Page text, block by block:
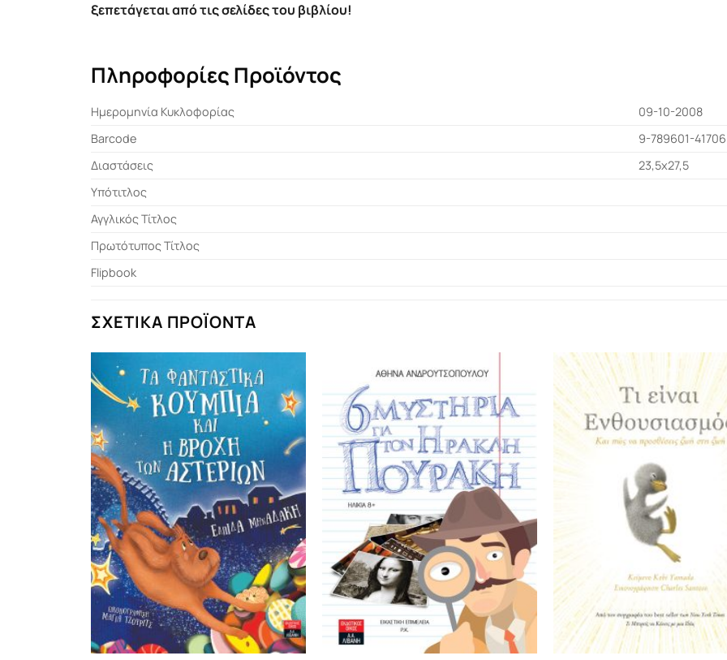
ξεπετάγεται από τις σελίδες του βιβλίου!
Πληροφορίες Προϊόντος
Ημερομηνία Κυκλοφορίας
09-10-2008
Barcode
9-789601-
Διαστάσεις
23,5x27,5
Υπότιτλος
Αγγλικός Τίτλος
Πρωτότυπος Τίτλος
Flipbook
ΣΧΕΤΙΚΆ ΠΡΟΪΌΝΤΑ